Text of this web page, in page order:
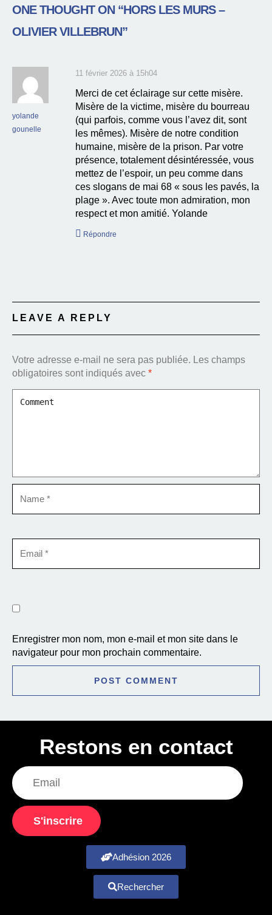
ONE THOUGHT ON “HORS LES MURS –
OLIVIER VILLEBRUN”
yolande
gounelle
11 février 2026 à 15h04
Merci de cet éclairage sur cette misère.
Misère de la victime, misère du bourreau
(qui parfois, comme vous l’avez dit, sont
les mêmes). Misère de notre condition
humaine, misère de la prison. Par votre
présence, totalement désintéressée, vous
mettez de l’espoir, un peu comme dans
ces slogans de mai 68 « sous les pavés, la
plage ». Avec toute mon admiration, mon
respect et mon amitié. Yolande
Répondre
LEAVE A REPLY
Votre adresse e-mail ne sera pas publiée. Les champs
obligatoires sont indiqués avec *
Enregistrer mon nom, mon e-mail et mon site dans le
navigateur pour mon prochain commentaire.
Restons en contact
S'inscrire
Adhésion 2026
Rechercher